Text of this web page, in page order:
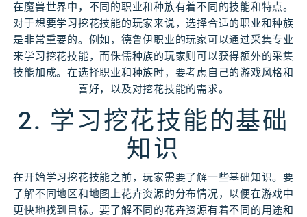
在魔兽世界中，不同的职业和种族有着不同的技能和特点。
对于想要学习挖花技能的玩家来说，选择合适的职业和种族
是非常重要的。例如，德鲁伊职业的玩家可以通过采集专业
来学习挖花技能，而侏儒种族的玩家则可以获得额外的采集
技能加成。在选择职业和种族时，要考虑自己的游戏风格和
喜好，以及对挖花技能的需求。
2. 学习挖花技能的基础
知识
在开始学习挖花技能之前，玩家需要了解一些基础知识。要
了解不同地区和地图上花卉资源的分布情况，以便在游戏中
更快地找到目标。要了解不同的花卉资源有着不同的用途和